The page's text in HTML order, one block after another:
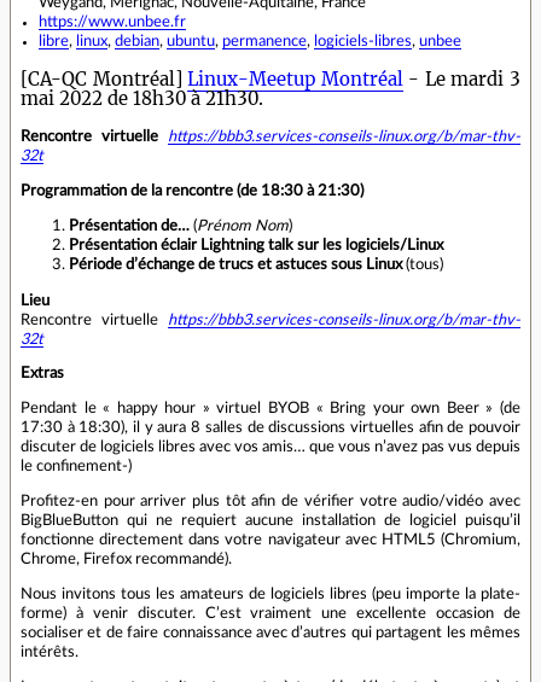
https://www.unbee.fr
libre, linux, debian, ubuntu, permanence, logiciels-libres, unbee
[CA-QC Montréal]Linux-Meetup Montréal- Le mardi 3
mai 2022 de 18h30 à 21h30.
Rencontre virtuelle
https://bbb3.services-conseils-linux.org/b/mar-thv-
32t
Programmation de la rencontre (de 18:30 à 21:30)
Présentation de… (Prénom Nom)
Présentation éclair Lightning talk sur les logiciels/Linux
Période d’échange de trucs et astuces sous Linux(tous)
Lieu
Rencontre virtuelle https://bbb3.services-conseils-linux.org/b/mar-thv-
32t
Extras
Pendant le « happy hour » virtuel BYOB « Bring your own Beer » (de
17:30 à 18:30), il y aura 8 salles de discussions virtuelles afin de pouvoir
discuter de logiciels libres avec vos amis… que vous n’avez pas vus depuis
le confinement-)
Profitez-en pour arriver plus tôt afin de vérifier votre audio/vidéo avec
BigBlueButton qui ne requiert aucune installation de logiciel puisqu’il
fonctionne directement dans votre navigateur avec HTML5 (Chromium,
Chrome, Firefox recommandé).
Nous invitons tous les amateurs de logiciels libres (peu importe la plate-
forme) à venir discuter. C’est vraiment une excellente occasion de
socialiser et de faire connaissance avec d’autres qui partagent les mêmes
intérêts.